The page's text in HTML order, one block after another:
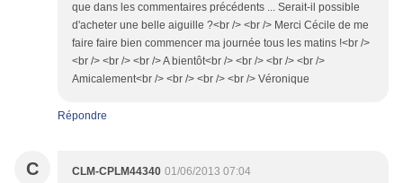
que dans les commentaires précédents ... Serait-il possible
d'acheter une belle aiguille ?<br /> <br /> Merci Cécile de me
faire faire bien commencer ma journée tous les matins !<br />
<br /> <br /> <br /> A bientôt<br /> <br /> <br /> <br />
Amicalement<br /> <br /> <br /> <br /> Véronique
Répondre
C CLM-CPLM44340 01/06/2013 07:04